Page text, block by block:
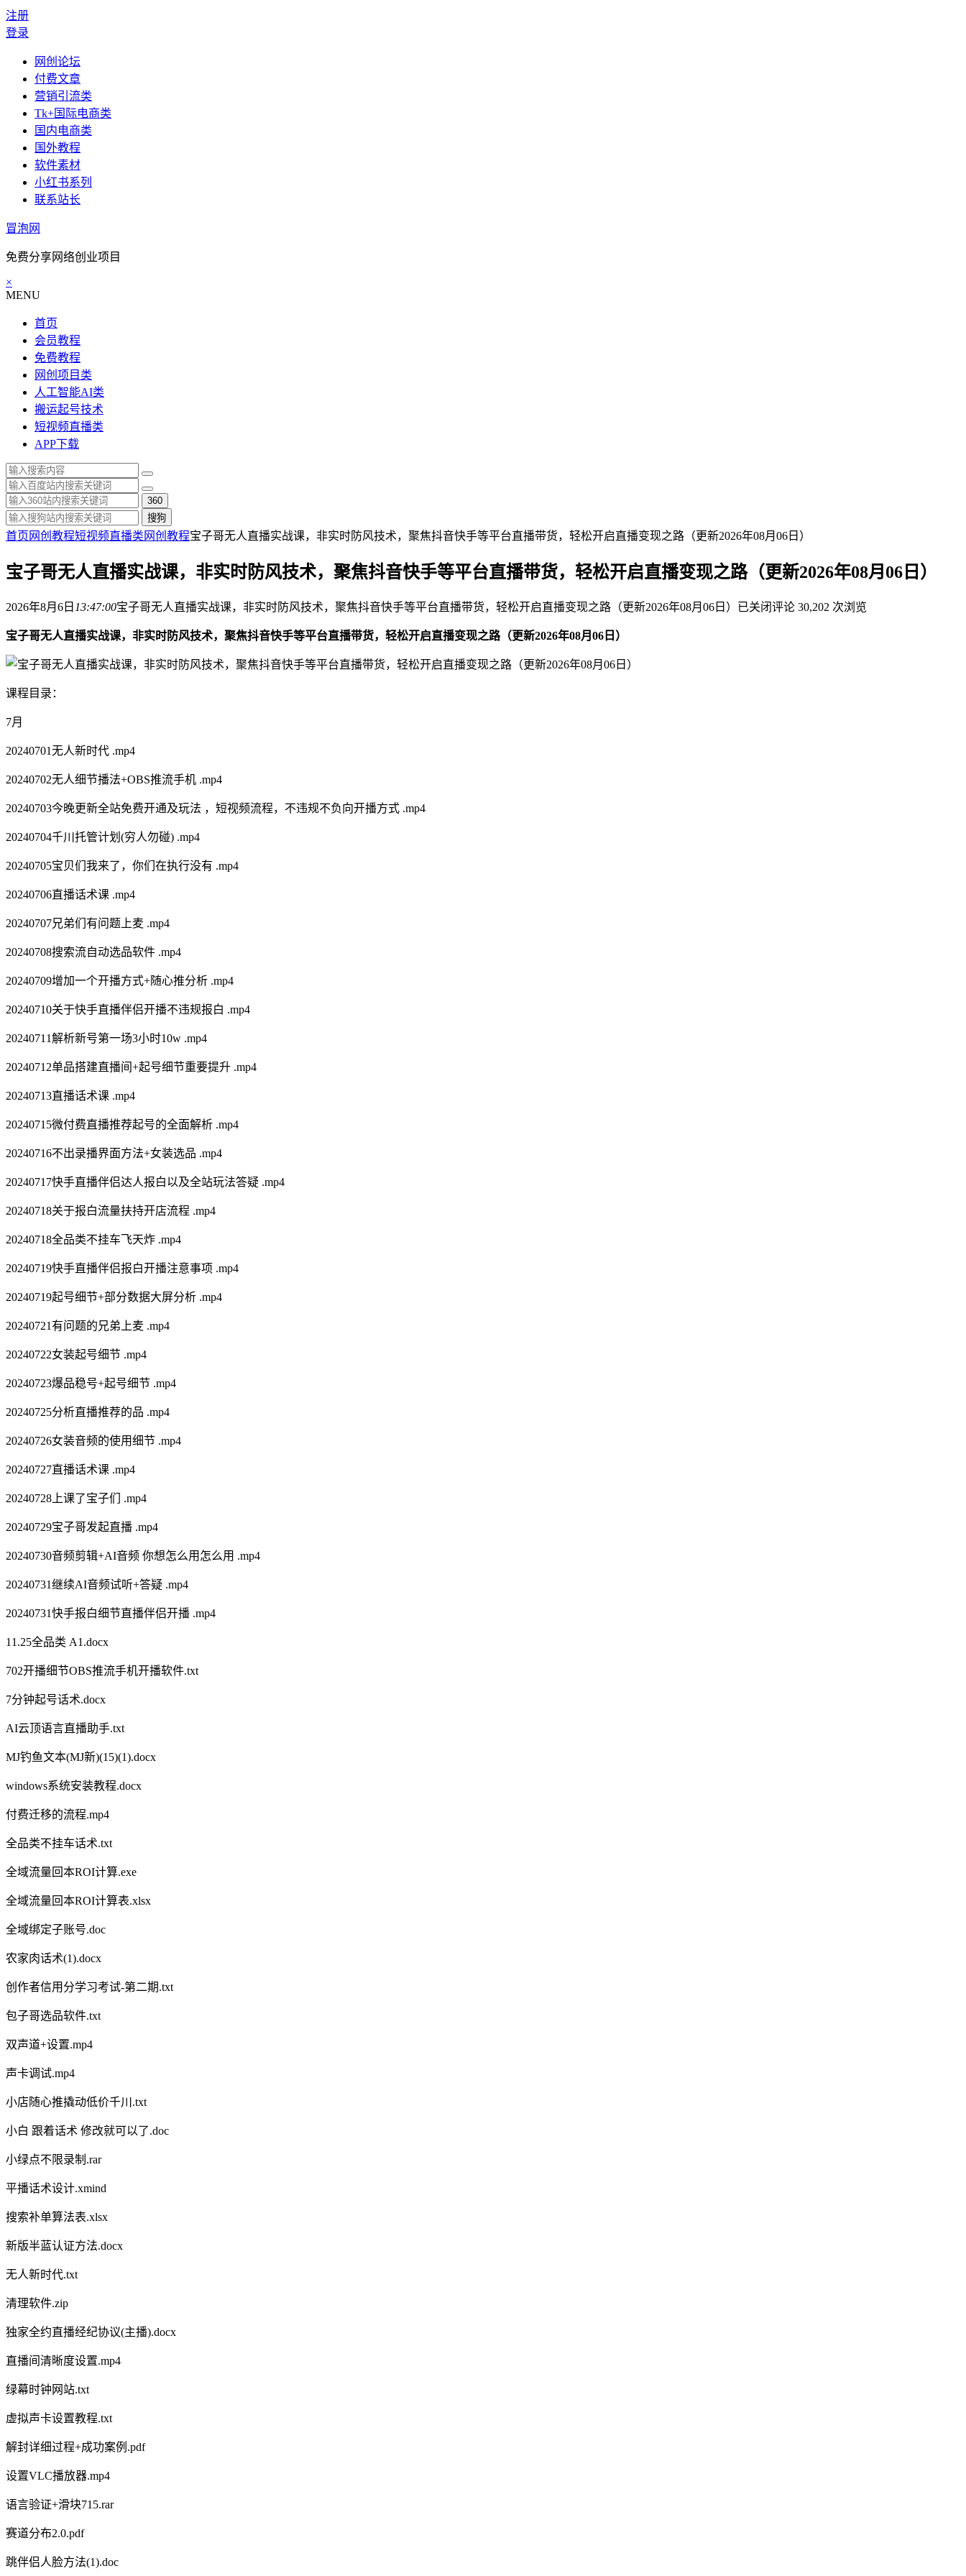
注册
登录
网创论坛
付费文章
营销引流类
Tk+国际电商类
国内电商类
国外教程
软件素材
小红书系列
联系站长
冒泡网
免费分享网络创业项目
×
MENU
首页
会员教程
免费教程
网创项目类
人工智能AI类
搬运起号技术
短视频直播类
APP下载
360
搜狗
首页 网创教程短视频直播类 网创教程宝子哥无人直播实战课，非实时防风技术，聚焦抖音快手等平台直播带货，轻松开启直播变现之路（更新2026年08月06日）
宝子哥无人直播实战课，非实时防风技术，聚焦抖音快手等平台直播带货，轻松开启直播变现之路（更新2026年08月06日）
2026年8月6日 13:47:00宝子哥无人直播实战课，非实时防风技术，聚焦抖音快手等平台直播带货，轻松开启直播变现之路（更新2026年08月06日） 已关闭评论 30,202 次浏览
宝子哥无人直播实战课，非实时防风技术，聚焦抖音快手等平台直播带货，轻松开启直播变现之路（更新2026年08月06日）
课程目录：
7月
20240701无人新时代 .mp4
20240702无人细节播法+OBS推流手机 .mp4
20240703今晚更新全站免费开通及玩法 ，短视频流程，不违规不负向开播方式 .mp4
20240704千川托管计划(穷人勿碰) .mp4
20240705宝贝们我来了，你们在执行没有 .mp4
20240706直播话术课 .mp4
20240707兄弟们有问题上麦 .mp4
20240708搜索流自动选品软件 .mp4
20240709增加一个开播方式+随心推分析 .mp4
20240710关于快手直播伴侣开播不违规报白 .mp4
20240711解析新号第一场3小时10w .mp4
20240712单品搭建直播间+起号细节重要提升 .mp4
20240713直播话术课 .mp4
20240715微付费直播推荐起号的全面解析 .mp4
20240716不出录播界面方法+女装选品 .mp4
20240717快手直播伴侣达人报白以及全站玩法答疑 .mp4
20240718关于报白流量扶持开店流程 .mp4
20240718全品类不挂车飞天炸 .mp4
20240719快手直播伴侣报白开播注意事项 .mp4
20240719起号细节+部分数据大屏分析 .mp4
20240721有问题的兄弟上麦 .mp4
20240722女装起号细节 .mp4
20240723爆品稳号+起号细节 .mp4
20240725分析直播推荐的品 .mp4
20240726女装音频的使用细节 .mp4
20240727直播话术课 .mp4
20240728上课了宝子们 .mp4
20240729宝子哥发起直播 .mp4
20240730音频剪辑+AI音频 你想怎么用怎么用 .mp4
20240731继续AI音频试听+答疑 .mp4
20240731快手报白细节直播伴侣开播 .mp4
11.25全品类 A1.docx
702开播细节OBS推流手机开播软件.txt
7分钟起号话术.docx
AI云顶语言直播助手.txt
MJ钓鱼文本(MJ新)(15)(1).docx
windows系统安装教程.docx
付费迁移的流程.mp4
全品类不挂车话术.txt
全域流量回本ROI计算.exe
全域流量回本ROI计算表.xlsx
全域绑定子账号.doc
农家肉话术(1).docx
创作者信用分学习考试-第二期.txt
包子哥选品软件.txt
双声道+设置.mp4
声卡调试.mp4
小店随心推撬动低价千川.txt
小白 跟着话术 修改就可以了.doc
小绿点不限录制.rar
平播话术设计.xmind
搜索补单算法表.xlsx
新版半蓝认证方法.docx
无人新时代.txt
清理软件.zip
独家全约直播经纪协议(主播).docx
直播间清晰度设置.mp4
绿幕时钟网站.txt
虚拟声卡设置教程.txt
解封详细过程+成功案例.pdf
设置VLC播放器.mp4
语言验证+滑块715.rar
赛道分布2.0.pdf
跳伴侣人脸方法(1).doc